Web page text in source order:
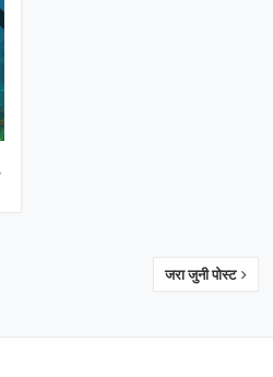
जरा जुनी पोस्ट